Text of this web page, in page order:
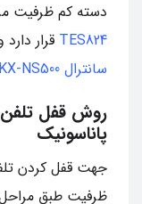
دسته کم ظرفیت
TES824 قرار
سانترال KX-NS500
روش قفل تلفن
پاناسونیک
جهت قفل کردن
ظرفیت طبق مراحل